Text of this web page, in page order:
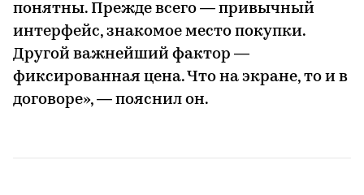
понятны. Прежде всего — привычный
интерфейс, знакомое место покупки.
Другой важнейший фактор —
фиксированная цена. Что на экране, то и в
договоре», — пояснил он.